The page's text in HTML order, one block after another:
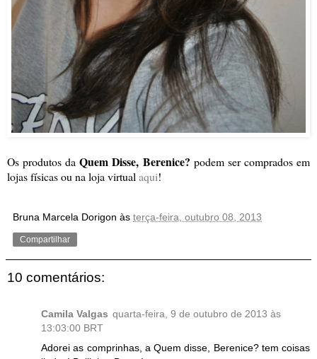
Os produtos daQuem Disse, Berenice? podem ser comprados em
lojas físicas ou na loja virtual aqui!
Bruna Marcela Dorigon às terça-feira, outubro 08, 2013
Compartilhar
10 comentários:
Camila Valgas quarta-feira, 9 de outubro de 2013 às
13:03:00 BRT
Adorei as comprinhas, a Quem disse, Berenice? tem coisas